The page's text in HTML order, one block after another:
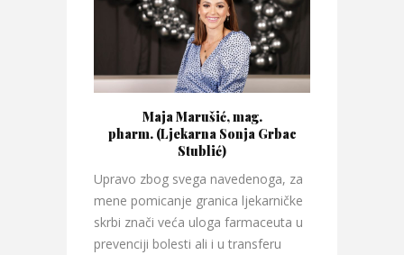
Maja Marušić, mag.
pharm. (Ljekarna Sonja Grbac
Stublić)
Upravo zbog svega navedenoga, za
mene pomicanje granica ljekarničke
skrbi znači veća uloga farmaceuta u
prevenciji bolesti ali i u transferu